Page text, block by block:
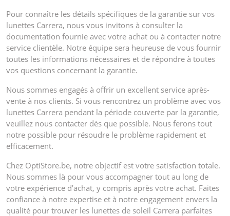
Pour connaître les détails spécifiques de la garantie sur vos
lunettes Carrera, nous vous invitons à consulter la
documentation fournie avec votre achat ou à contacter notre
service clientèle. Notre équipe sera heureuse de vous fournir
toutes les informations nécessaires et de répondre à toutes
vos questions concernant la garantie.
Nous sommes engagés à offrir un excellent service après-
vente à nos clients. Si vous rencontrez un problème avec vos
lunettes Carrera pendant la période couverte par la garantie,
veuillez nous contacter dès que possible. Nous ferons tout
notre possible pour résoudre le problème rapidement et
efficacement.
Chez OptiStore.be, notre objectif est votre satisfaction totale.
Nous sommes là pour vous accompagner tout au long de
votre expérience d’achat, y compris après votre achat. Faites
confiance à notre expertise et à notre engagement envers la
qualité pour trouver les lunettes de soleil Carrera parfaites